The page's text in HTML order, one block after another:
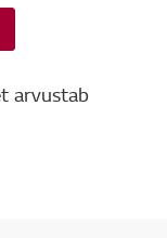
arvustab